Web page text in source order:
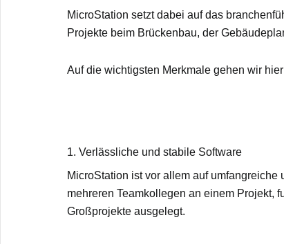
MicroStation setzt dabei auf das
Projekte beim Brückenbau, der
Auf die wichtigsten Merkmale gehen wir
1. Verlässliche und stabile Software
MicroStation ist vor allem auf
mehreren Teamkollegen an einem Projekt,
Großprojekte ausgelegt.